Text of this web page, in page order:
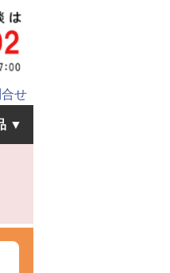
せ
▼